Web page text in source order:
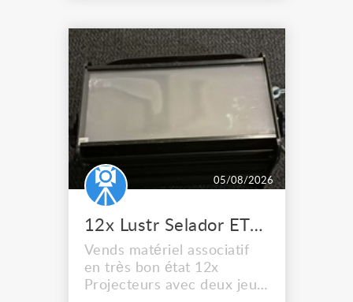
nous collectons et
remettons en état le
matériel mis au rebus par
les professionne...
05/08/2026
12x Lustr Selador ETC Led 7x colors filtres
Vends matériel associatif
en très bon état 12x
Projecteurs avec deux jeux